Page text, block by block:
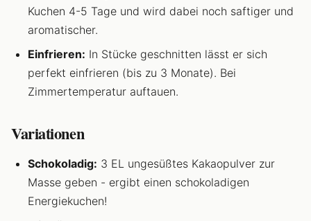
Kuchen 4-5 Tage und wird dabei noch saftiger und
aromatischer.
Einfrieren: In Stücke geschnitten lässt er sich
perfekt einfrieren (bis zu 3 Monate). Bei
Zimmertemperatur auftauen.
Variationen
Schokoladig: 3 EL ungesüßtes Kakaopulver zur
Masse geben - ergibt einen schokoladigen
Energiekuchen!